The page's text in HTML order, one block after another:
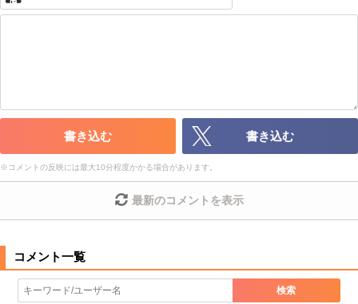
・公序良俗に反する投稿
・アカウントの売買など金銭が絡む内容の投稿
・各ゲームのネタバレを含む内容の投稿
・その他、管理者が不適切と判断した投稿
コメントの削除につきましては下記フォームより申請をいた
コメントの削除を申請する※投稿内容を確認後、順次対応さ
※一度削除したコメントは復元ができませんのでご注意くだ
さい。
また、過度な利用規約の違反や、弊社に損害の及ぶ内容の書き込みがあ
書き込む 書き込む
※コメントの反映には最大10分程度かかる場合があります。
最新のコメントを表示
検索